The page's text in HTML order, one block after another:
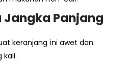
Jangka Panjang
keranjang ini awet dan
kali.